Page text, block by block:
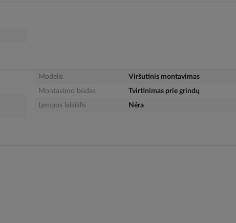
Modelis
Viršutinis montavimas
Montavimo būdas
Tvirtinimas prie grindų
Lempos laikiklis
Nėra